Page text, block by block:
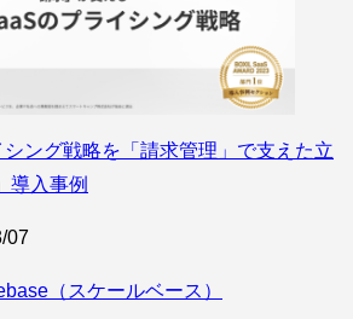
ング戦略を「請求管理」で支えた立
導入事例
（スケールベース）